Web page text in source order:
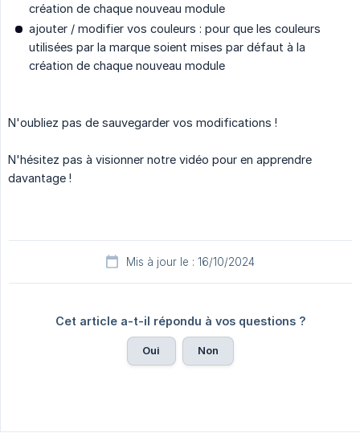
création de chaque nouveau module
ajouter / modifier vos couleurs : pour que les couleurs
utilisées par la marque soient mises par défaut à la
création de chaque nouveau module
N'oubliez pas de sauvegarder vos modifications !
N'hésitez pas à visionner notre vidéo pour en apprendre
davantage !
Mis à jour le : 16/10/2024
Cet article a-t-il répondu à vos questions ?
Oui Non